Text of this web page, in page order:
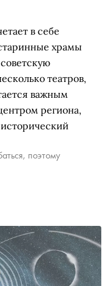
в себе
храмы
театров,
важным
региона,
поэтому